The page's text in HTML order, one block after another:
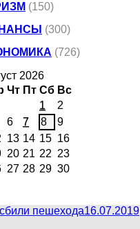
(150)
(300)
(726)
2026
Чт Пт Сб Вс
1
2
6 7 8
9
13 14 15 16
20 21 22 23
27 28 29 30
пешехода16.07.2019